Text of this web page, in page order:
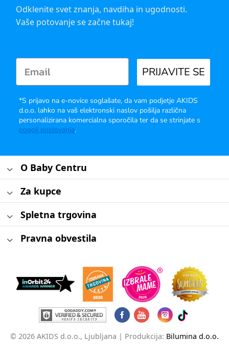
Odklenite svet znanja, navdiha in ugodnosti.
Vaše potovanje se začne tukaj!
PRIJAVITE SE
*S prijavo na e-novice soglašate, da vam podjetje AKIDS
d.o.o. lahko na vaš elektronski naslov pošilja različna
personalizirana komercialna sporočila ter da se strinjate s
pogoji poslovanja.
O Baby Centru
Za kupce
Spletna trgovina
Pravna obvestila
© 2026 AKIDS d.o.o., Ljubljana | Produkcija: Bilumina d.o.o.